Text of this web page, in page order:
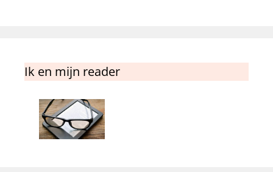
Ik en mijn reader